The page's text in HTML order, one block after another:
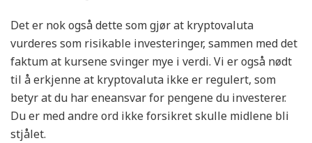
Det er nok også dette som gjør at kryptovaluta
vurderes som risikable investeringer, sammen med det
faktum at kursene svinger mye i verdi. Vi er også nødt
til å erkjenne at kryptovaluta ikke er regulert, som
betyr at du har eneansvar for pengene du investerer.
Du er med andre ord ikke forsikret skulle midlene bli
stjålet.